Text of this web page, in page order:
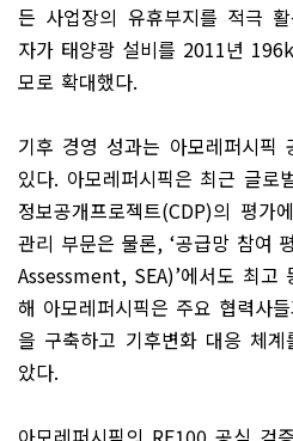
든 사업장의 유휴부지를 적극
자가 태양광 설비를 2011년
모로 확대했다.
기후 경영 성과는 아모레퍼시픽
있다. 아모레퍼시픽은 최근 글로
정보공개프로젝트(CDP)의 평가
관리 부문은 물론, ‘공급망 참여
Assessment, SEA)’에서도 최고
해 아모레퍼시픽은 주요 협력사
을 구축하고 기후변화 대응 체
았다.